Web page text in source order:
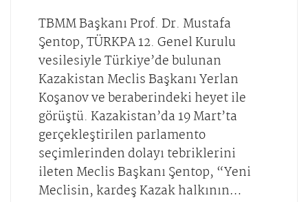
TBMM Başkanı Prof. Dr. Mustafa
Şentop, TÜRKPA 12. Genel Kurulu
vesilesiyle Türkiye’de bulunan
Kazakistan Meclis Başkanı Yerlan
Koşanov ve beraberindeki heyet ile
görüştü. Kazakistan’da 19 Mart’ta
gerçekleştirilen parlamento
seçimlerinden dolayı tebriklerini
ileten Meclis Başkanı Şentop, “Yeni
Meclisin, kardeş Kazak halkının…